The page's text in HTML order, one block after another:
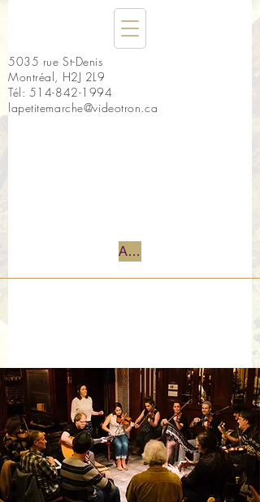
5035 rue St-Denis
Montréal, H2J 2L9
Tél: 514-842-1994
lapetitemarche@videotron.ca
Accueil